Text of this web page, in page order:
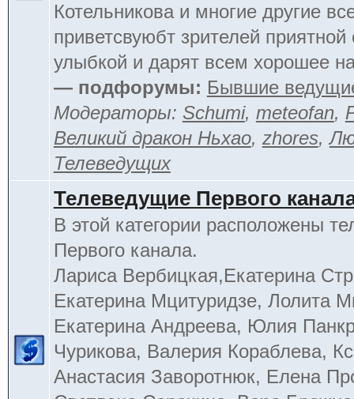
Котельникова и многие другие
приветсвуюбт зрителей приятной
улыбкой и дарят всем хорошее
— подфорумы: Бывшие
Модераторы: Schumi, meteofan,
Великий дракон Ньхао, zhores,
Телеведущих
Телеведущие Первого
В этой категории расположены
Первого канала.
Лариса Вербицкая,Екатерина
Екатерина Мцитуридзе, Лолита
Екатерина Андреева, Юлия
Чурикова, Валерия Кораблева,
Анастасия Заворотнюк, Елена